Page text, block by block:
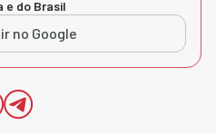
e do Brasil
no Google